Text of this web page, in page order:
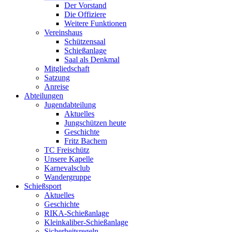
Der Vorstand
Die Offiziere
Weitere Funktionen
Vereinshaus
Schützensaal
Schießanlage
Saal als Denkmal
Mitgliedschaft
Satzung
Anreise
Abteilungen
Jugendabteilung
Aktuelles
Jungschützen heute
Geschichte
Fritz Bachem
TC Freischütz
Unsere Kapelle
Karnevalsclub
Wandergruppe
Schießsport
Aktuelles
Geschichte
RIKA-Schießanlage
Kleinkaliber-Schießanlage